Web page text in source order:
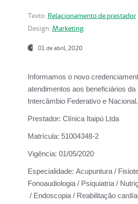
Texto: Relacionamento de prestador
Design: Marketing
01 de abril, 2020
Informamos o novo
atendimentos aos beneficiários da
Intercâmbio Federativo e Nacional.
Prestador: Clínica Itaipú Ltda
Matrícula: 51004348-2
Vigência: 01/05/2020
Especialidade: Acupuntura /
Fonoaudiologia / Psiquiatria /
/ Endoscopia / Reabilitação